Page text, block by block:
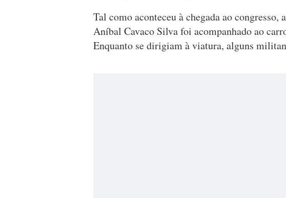
Tal como aconteceu à chegada ao congresso,
Aníbal Cavaco Silva foi acompanhado ao
Enquanto se dirigiam à viatura, alguns